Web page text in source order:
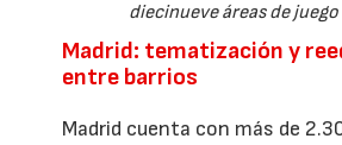
diecinueve áreas de
Madrid: tematización y
entre barrios
Madrid cuenta con más de